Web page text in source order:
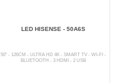
LED HISENSE - 50A6S
50" - 126CM - ULTRA HD 4K - SMART TV - WI-FI -
BLUETOOTH - 3 HDMI - 2 USB